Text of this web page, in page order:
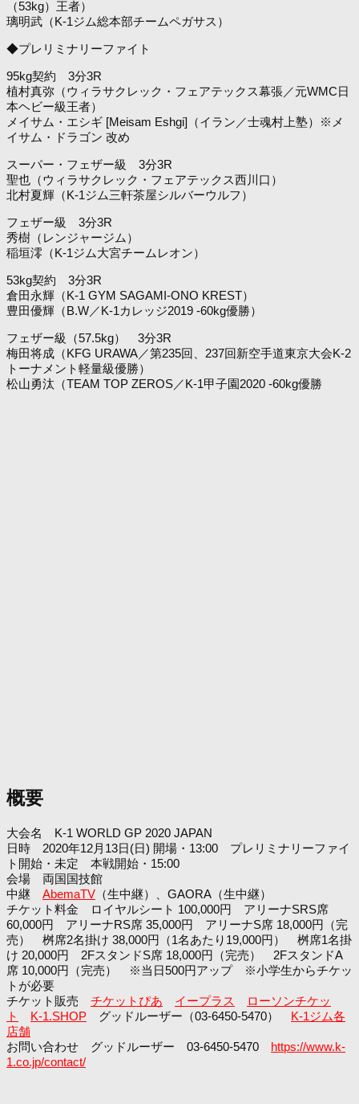
（53kg）王者）
璃明武（K-1ジム総本部チームペガサス）
◆プレリミナリーファイト
95kg契約 3分3R
植村真弥（ウィラサクレック・フェアテックス幕張／元WMC日
本ヘビー級王者）
メイサム・エシギ [Meisam Eshgi]（イラン／士魂村上塾）※メ
イサム・ドラゴン 改め
スーパー・フェザー級 3分3R
聖也（ウィラサクレック・フェアテックス西川口）
北村夏輝（K-1ジム三軒茶屋シルバーウルフ）
フェザー級 3分3R
秀樹（レンジャージム）
稲垣澪（K-1ジム大宮チームレオン）
53kg契約 3分3R
倉田永輝（K-1 GYM SAGAMI-ONO KREST）
豊田優輝（B.W／K-1カレッジ2019 -60kg優勝）
フェザー級（57.5kg） 3分3R
梅田将成（KFG URAWA／第235回、237回新空手道東京大会K-2
トーナメント軽量級優勝）
松山勇汰（TEAM TOP ZEROS／K-1甲子園2020 -60kg優勝
概要
大会名 K-1 WORLD GP 2020 JAPAN
日時 2020年12月13日(日) 開場・13:00 プレリミナリーファイ
ト開始・未定 本戦開始・15:00
会場 両国国技館
中継 AbemaTV （生中継）、GAORA（生中継）
チケット料金 ロイヤルシート 100,000円 アリーナSRS席
60,000円 アリーナRS席 35,000円 アリーナS席 18,000円（完
売） 桝席2名掛け 38,000円（1名あたり19,000円） 桝席1名掛
け 20,000円 2FスタンドS席 18,000円（完売） 2FスタンドA
席 10,000円（完売） ※当日500円アップ ※小学生からチケッ
トが必要
チケット販売 チケットぴあ イープラス
ローソンチケッ
ト
K-1.SHOP グッドルーザー（03-6450-5470） K-1ジム各
店舗
お問い合わせ グッドルーザー 03-6450-5470 https://www.k-
1.co.jp/contact/